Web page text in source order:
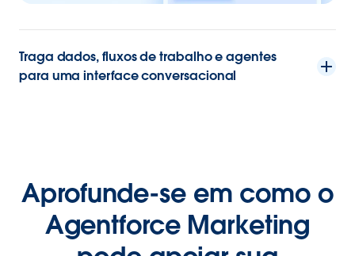
Traga dados, fluxos de trabalho e agentes
para uma interface conversacional
Aprofunde-se em como o
Agentforce Marketing